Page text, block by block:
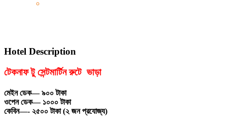
Hotel Description
টেকনাফ টু সেন্টমার্টিন রুটে ভাড়া
মেইন ডেক— ৯০০ টাকা
ওপেন ডেক— ১০০০ টাকা
কেবিন—- ২৫০০ টাকা (২ জন প্রযোজ্য)